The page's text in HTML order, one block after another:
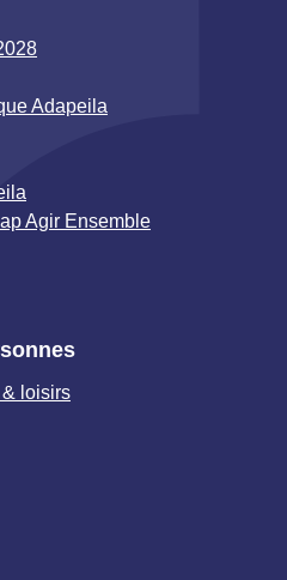
Adapeila
Agir Ensemble
loisirs